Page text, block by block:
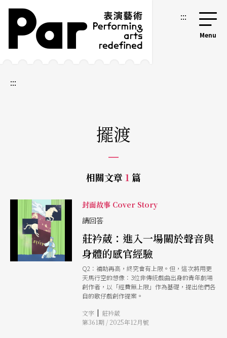
跳到主要內容區塊
網站導覽 :::
:::
擺渡
相關文章 1 篇
封面故事 Cover Story
請回答
莊衿葳：進入一場關於聲音與
身體的感官經驗
Q2：補助再高，終究會有上限。但，這次將用更
天馬行空的想像：3位非傳統戲曲出身的青年劇場
創作者，以「經費無上限」作為基礎，提出他們各
自的歌仔戲創作提案。
文字 | 莊衿葳
第361期 / 2025年12月號